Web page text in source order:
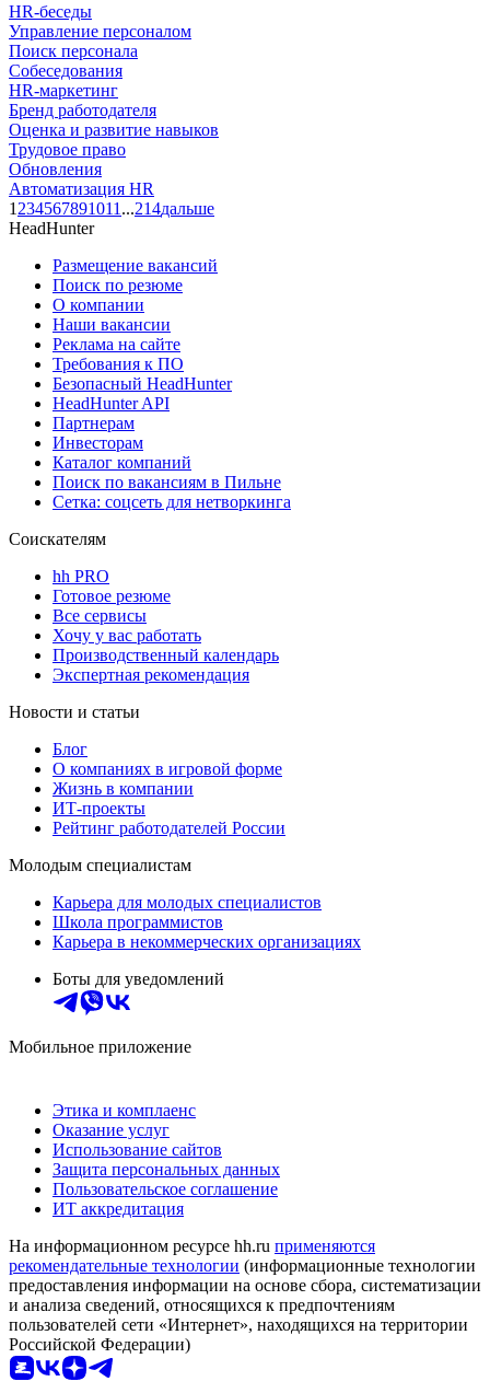
HR-беседы
Управление персоналом
Поиск персонала
Собеседования
HR-маркетинг
Бренд работодателя
Оценка и развитие навыков
Трудовое право
Обновления
Автоматизация HR
1 234567891011 ...214дальше
HeadHunter
Размещение вакансий
Поиск по резюме
О компании
Наши вакансии
Реклама на сайте
Требования к ПО
Безопасный HeadHunter
HeadHunter API
Партнерам
Инвесторам
Каталог компаний
Поиск по вакансиям в Пильне
Сетка: соцсеть для нетворкинга
Соискателям
hh PRO
Готовое резюме
Все сервисы
Хочу у вас работать
Производственный календарь
Экспертная рекомендация
Новости и статьи
Блог
О компаниях в игровой форме
Жизнь в компании
ИТ-проекты
Рейтинг работодателей России
Молодым специалистам
Карьера для молодых специалистов
Школа программистов
Карьера в некоммерческих организациях
Боты для уведомлений
Мобильное приложение
Этика и комплаенс
Оказание услуг
Использование сайтов
Защита персональных данных
Пользовательское соглашение
ИТ аккредитация
На информационном ресурсе hh.ru применяются
рекомендательные технологии (информационные технологии
предоставления информации на основе сбора, систематизации
и анализа сведений, относящихся к предпочтениям
пользователей сети «Интернет», находящихся на территории
Российской Федерации)